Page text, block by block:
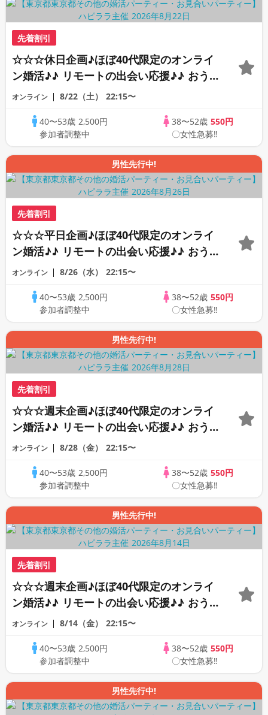
先着割引
☆☆☆休日企画♪ほぼ40代限定のオンライ
ン婚活♪♪ リモートの出会い応援♪♪ おう
ちで乾杯しませんか♪♪ ☆全国の方が対象
PARTY!!
オンライン 8/22（土） 22:15〜
40〜53歳 2,500円
参加者調整中
38〜52歳 550円
〇女性急募‼
男性先行中!
先着割引
☆☆☆平日企画♪ほぼ40代限定のオンライ
ン婚活♪♪ リモートの出会い応援♪♪ おう
ちで乾杯しませんか♪♪ ☆全国の方が対象
PARTY!!
オンライン 8/26（水） 22:15〜
40〜53歳 2,500円
参加者調整中
38〜52歳 550円
〇女性急募‼
男性先行中!
先着割引
☆☆☆週末企画♪ほぼ40代限定のオンライ
ン婚活♪♪ リモートの出会い応援♪♪ おう
ちで乾杯しませんか♪♪ ☆全国の方が対象
PARTY!!
オンライン 8/28（金） 22:15〜
40〜53歳 2,500円
参加者調整中
38〜52歳 550円
〇女性急募‼
男性先行中!
先着割引
☆☆☆週末企画♪ほぼ40代限定のオンライ
ン婚活♪♪ リモートの出会い応援♪♪ おう
ちで乾杯しませんか♪♪ ☆全国の方が対象
PARTY!!
オンライン 8/14（金） 22:15〜
40〜53歳 2,500円
参加者調整中
38〜52歳 550円
〇女性急募‼
男性先行中!